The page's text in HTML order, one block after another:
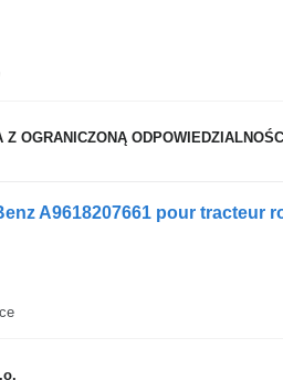
Z OGRANICZONĄ
A9618207661 pour tracteur